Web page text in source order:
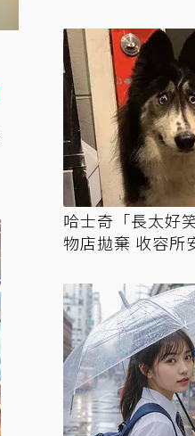
哈士奇「長太好
物店拋棄 收容所